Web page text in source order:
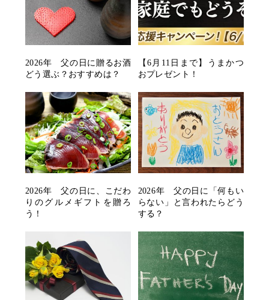
2026年 父の日に贈るお酒
どう選ぶ？おすすめは？
【6月11日まで】うまかつ
おプレゼント！
2026年 父の日に、こだわ
りのグルメギフトを贈ろ
う！
2026年 父の日に「何もい
らない」と言われたらどう
する？